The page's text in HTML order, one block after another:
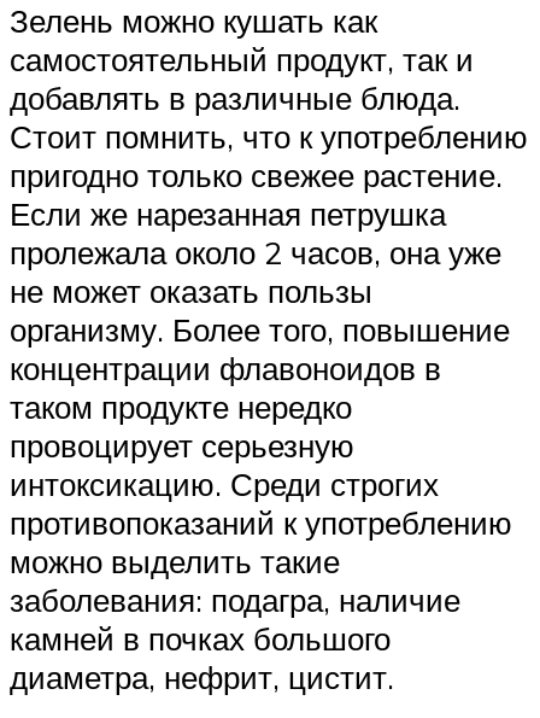
Зелень можно кушать как
самостоятельный продукт, так и
добавлять в различные блюда.
Стоит помнить, что к употреблению
пригодно только свежее растение.
Если же нарезанная петрушка
пролежала около 2 часов, она уже
не может оказать пользы
организму. Более того, повышение
концентрации флавоноидов в
таком продукте нередко
провоцирует серьезную
интоксикацию. Среди строгих
противопоказаний к употреблению
можно выделить такие
заболевания: подагра, наличие
камней в почках большого
диаметра, нефрит, цистит.